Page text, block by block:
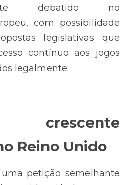
debatido no
com possibilidade
legislativas que
contínuo aos jogos
legalmente.
crescente
Reino Unido
petição semelhante